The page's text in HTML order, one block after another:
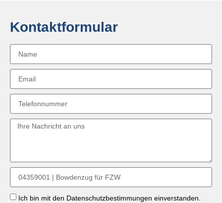
Kontaktformular
Ich bin mit den Datenschutzbestimmungen einverstanden.